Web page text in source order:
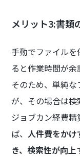
メリット3:書類
手動でファイル
ると作業時間が余
そのため、単純
が、その場合は検
ジョブカン経費
ば、人件費をか
き、検索性が向上